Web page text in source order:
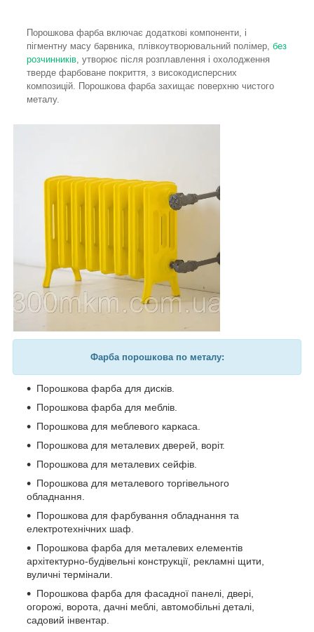
Порошкова фарба включає додаткові компоненти, і
пігментну масу барвника, плівкоутворювальний полімер, без
розчинників , утворює після розплавлення і охолодження
тверде фарбоване покриття, з високодисперсних
композицій. Порошкова фарба захищає поверхню чистого
металу.
Фарба порошкова по металу:
Порошкова фарба для дисків.
Порошкова фарба для меблів.
Порошкова для меблевого каркаса.
Порошкова для металевих дверей, воріт.
Порошкова для металевих сейфів.
Порошкова для металевого торгівельного
обладнання.
Порошкова для фарбування обладнання та
електротехнічних шаф.
Порошкова фарба для металевих елементів
архітектурно-будівельні конструкції, рекламні щити,
вуличні термінали.
Порошкова фарба для фасадної панелі, двері,
огорожі, ворота, дачні меблі, автомобільні деталі,
садовий інвентар.